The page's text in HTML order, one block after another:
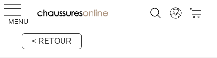
MENU
< RETOUR